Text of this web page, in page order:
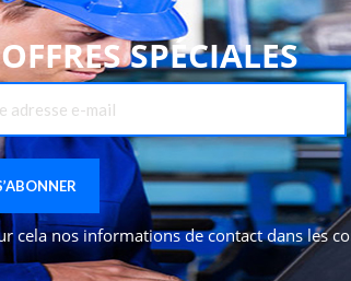
SPÉCIALES
cela nos informations de contact dans les